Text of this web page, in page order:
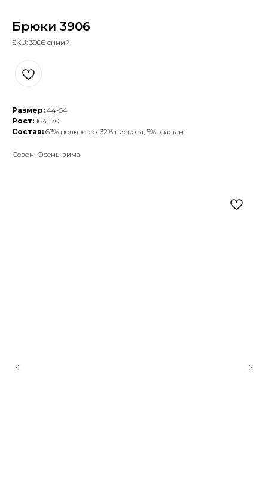
Брюки 3906
SKU: 3906 синий
Размер: 44-54
Рост: 164,170
Состав: 63% полиэстер, 32% вискоза, 5% эластан
Сезон: Осень-зима